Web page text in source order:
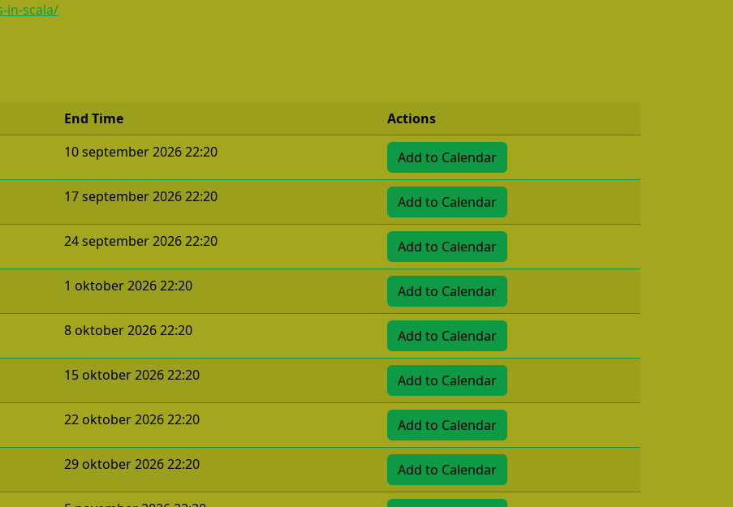
in-scala/
End Time
Actions
10 september 2026 22:20 Add to Calendar
17 september 2026 22:20 Add to Calendar
24 september 2026 22:20 Add to Calendar
1 oktober 2026 22:20 Add to Calendar
8 oktober 2026 22:20 Add to Calendar
15 oktober 2026 22:20 Add to Calendar
22 oktober 2026 22:20 Add to Calendar
29 oktober 2026 22:20 Add to Calendar